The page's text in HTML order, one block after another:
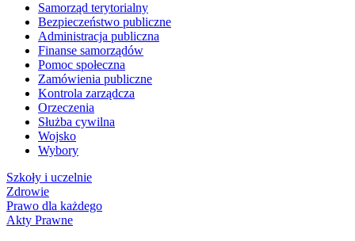
Samorząd terytorialny
Bezpieczeństwo publiczne
Administracja publiczna
Finanse samorządów
Pomoc społeczna
Zamówienia publiczne
Kontrola zarządcza
Orzeczenia
Służba cywilna
Wojsko
Wybory
Szkoły i uczelnie
Zdrowie
Prawo dla każdego
Akty Prawne